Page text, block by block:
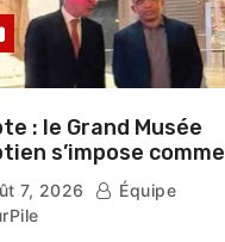
: le Grand Musée
s’impose comme
du patrimoine
auprès des
étrangers
7, 2026
Équipe